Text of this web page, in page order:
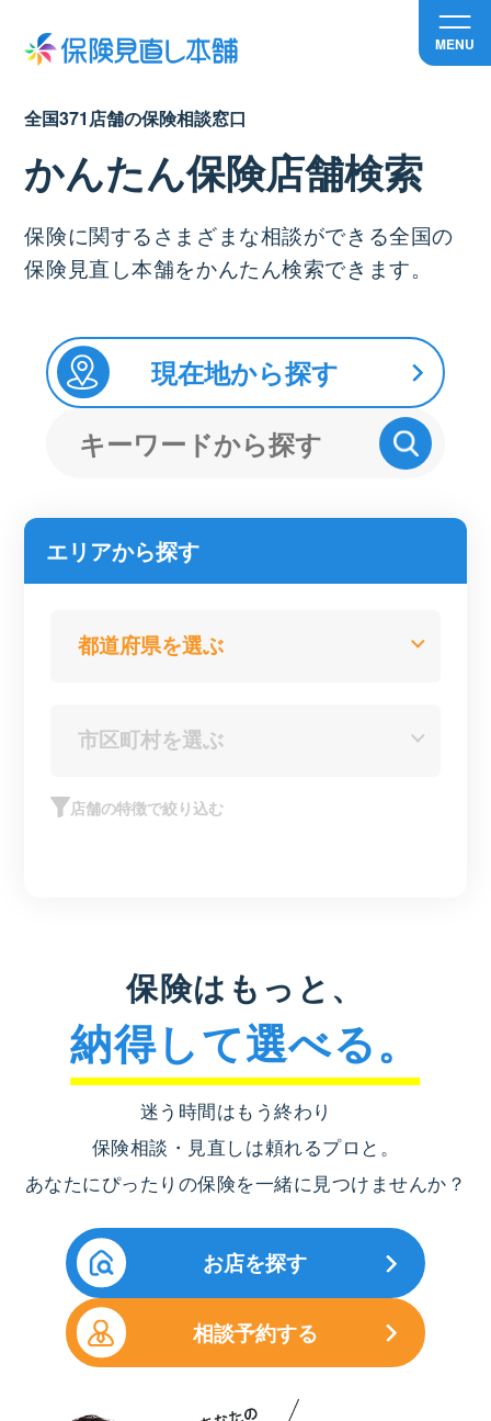
MENU
全国371店舗の保険相談窓口
かんたん保険店舗検索
保険に関するさまざまな相談ができる全国の
保険見直し本舗をかんたん検索できます。
現在地から探す
エリアから探す
店舗の特徴で絞り込む
保険はもっと、
納得して選べる。
迷う時間はもう終わり
保険相談・見直しは頼れるプロと。
あなたにぴったりの保険を一緒に見つけませんか？
お店を探す
相談予約する